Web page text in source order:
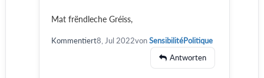
Mat frëndleche Gréiss,
Kommentiert8, Jul 2022vonSensibilitéPolitique
Antworten